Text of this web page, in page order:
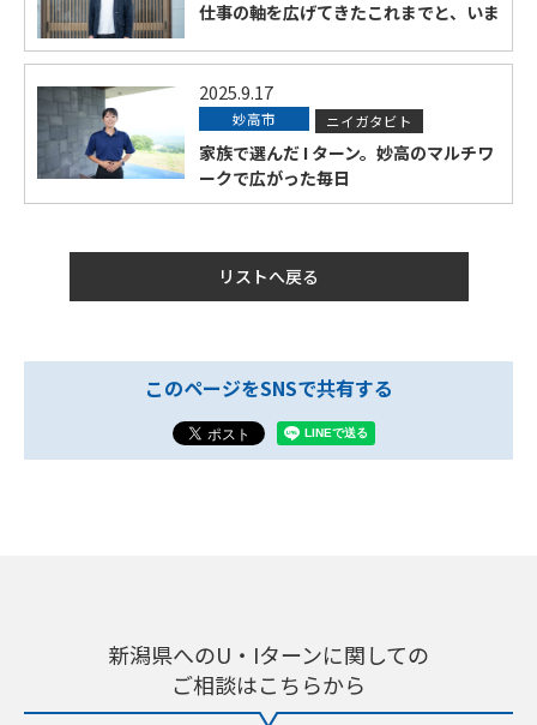
仕事の軸を広げてきたこれまでと、いま
2025.9.17
妙高市 ニイガタビト
家族で選んだ I ターン。妙高のマルチワ
ークで広がった毎日
リストへ戻る
このページをSNSで共有する
新潟県へのU・Iターンに関しての
ご相談はこちらから